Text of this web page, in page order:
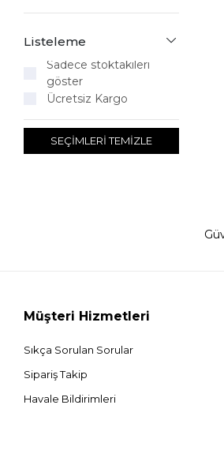
Listeleme
Sadece stoktakileri
göster
Ücretsiz Kargo
SEÇİMLERİ TEMİZLE
Müşteri Hizmetleri
Sıkça Sorulan Sorular
Sipariş Takip
Havale Bildirimleri